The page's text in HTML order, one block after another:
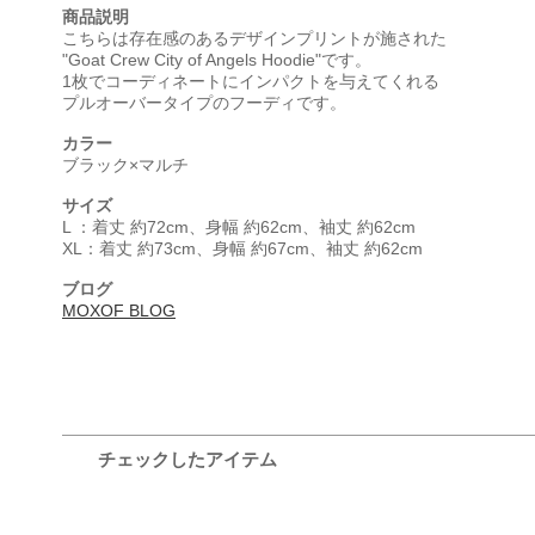
商品説明
こちらは存在感のあるデザインプリントが施された
"Goat Crew City of Angels Hoodie"です。
1枚でコーディネートにインパクトを与えてくれる
プルオーバータイプのフーディです。
カラー
ブラック×マルチ
サイズ
L ：着丈 約72cm、身幅 約62cm、袖丈 約62cm
XL：着丈 約73cm、身幅 約67cm、袖丈 約62cm
ブログ
MOXOF BLOG
チェックしたアイテム